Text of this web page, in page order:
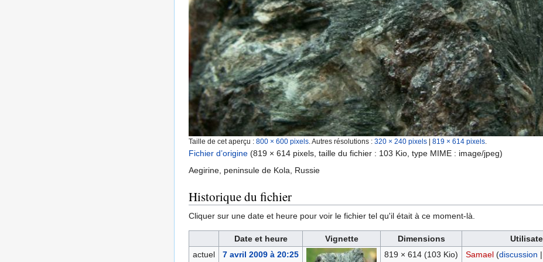
Taille de cet aperçu : 800 × 600 pixels Autres résolutions : 320 × 240 pixels 819 × 614 pixels
Fichier d’origine (819 × 614 pixels, taille du fichier : 103 Kio, type MIME : image/jpeg)
Aegirine, peninsule de Kola, Russie
Historique du fichier
Cliquer sur une date et heure pour voir le fichier tel qu'il était à ce moment-là.
Date et heure Vignette Dimensions
actuel
7 avril 2009 à 20:25 819 × 614 (103 Kio) Samael (discussion |